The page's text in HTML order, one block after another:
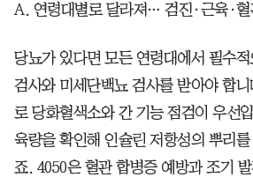
A. 연령대별로 달라져… 검진·근육·혈
당뇨가 있다면 모든 연령대에서 필수
검사와 미세단백뇨 검사를 받아야 합
로 당화혈색소와 간 기능 점검이 우선
육량을 확인해 인슐린 저항성의 뿌리를
죠. 4050은 혈관 합병증 예방과 조기